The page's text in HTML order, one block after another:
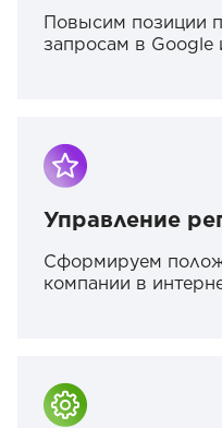
Повысим позиции
запросам в Google
Управление
Сформируем
компании в